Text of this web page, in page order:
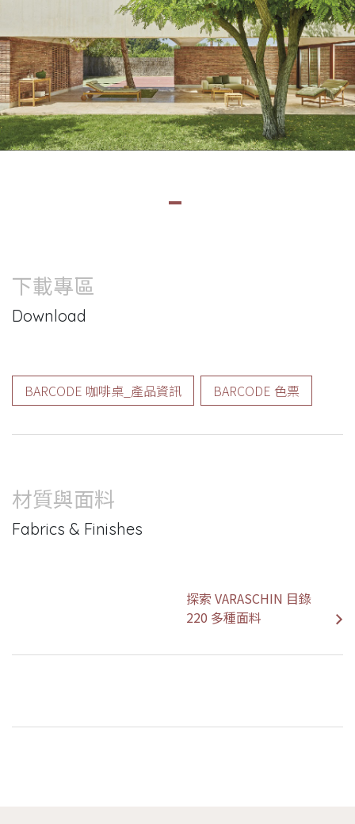
下載專區
Download
BARCODE 咖啡桌_產品資訊 BARCODE 色票
材質與面料
Fabrics & Finishes
探索 VARASCHIN 目錄
220 多種面料